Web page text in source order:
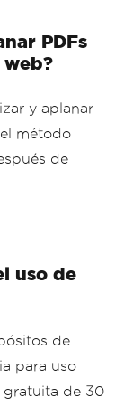
PDFs
y aplanar
método
de
uso de
de
para uso
gratuita de 30